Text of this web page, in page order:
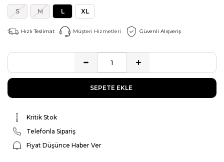
S M L XL
Hızlı Teslimat Müşteri Hizmetleri Güvenli Alışveriş
Kritik Stok
Telefonla Sipariş
Fiyat Düşünce Haber Ver